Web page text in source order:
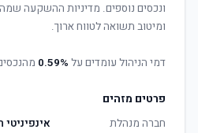
ונכסים נוספים. מדיניות ההשקעה שמה
ומיטוב תשואה לטווח ארוך.
דמי הניהול עומדים על 0.59%
פרטים מזהים
חברה מנהלת